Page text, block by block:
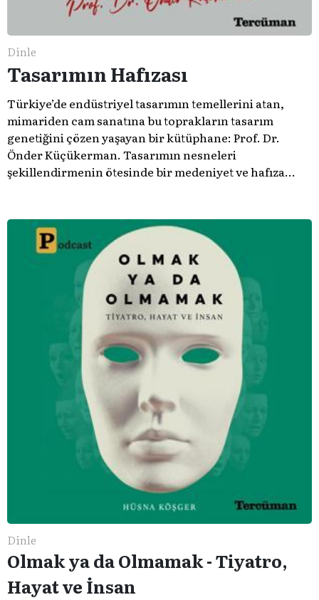
Dinle
Tasarımın Hafızası
Türkiye’de endüstriyel tasarımın temellerini atan,
mimariden cam sanatına bu toprakların tasarım
genetiğini çözen yaşayan bir kütüphane: Prof. Dr.
Önder Küçükerman. ​Tasarımın nesneleri
şekillendirmenin ötesinde bir medeniyet ve hafıza
Dinle
Olmak ya da Olmamak - Tiyatro,
Hayat ve İnsan